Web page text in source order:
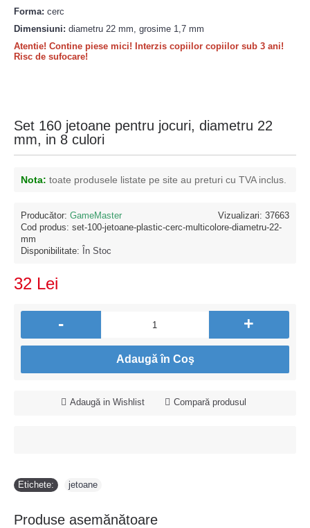
Forma: cerc
Dimensiuni: diametru 22 mm, grosime 1,7 mm
Atentie! Contine piese mici! Interzis copiilor copiilor sub 3 ani!
Risc de sufocare!
Set 160 jetoane pentru jocuri, diametru 22
mm, in 8 culori
Nota: toate produsele listate pe site au preturi cu TVA inclus.
Vizualizari: 37663
Producător: GameMaster
Cod produs: set-100-jetoane-plastic-cerc-multicolore-diametru-22-
mm
Disponibilitate:
În Stoc
32 Lei
- +
Adaugă în Coş
Adaugă in Wishlist Compară produsul
Etichete: jetoane
Produse asemănătoare